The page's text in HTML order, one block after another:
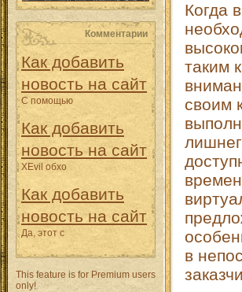
Комментарии
Как добавить
новость на сайт
С помощью
Как добавить
новость на сайт
XEvil обхо
Как добавить
новость на сайт
Да, этот с
This feature is for Premium users
only!
Когда
таким
своим
в